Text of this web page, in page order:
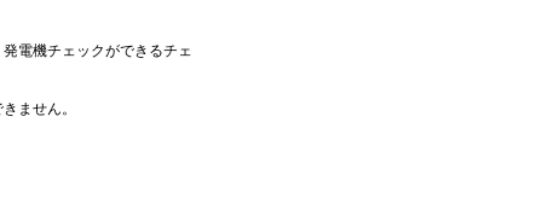
電機チェックができるチェ
ません。